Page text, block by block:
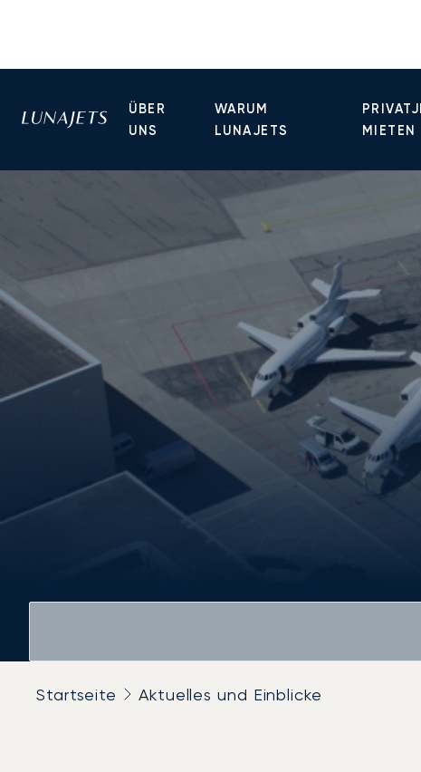
ÜBER
UNS
WARUM
LUNAJETS
MIETEN
Startseite Aktuelles und Einblicke